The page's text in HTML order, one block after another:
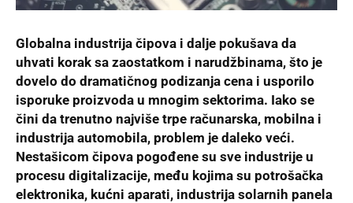
Globalna industrija čipova i dalje pokušava da
uhvati korak sa zaostatkom i narudžbinama, što je
dovelo do dramatičnog podizanja cena i usporilo
isporuke proizvoda u mnogim sektorima. Iako se
čini da trenutno najviše trpe računarska, mobilna i
industrija automobila, problem je daleko veći.
Nestašicom čipova pogođene su sve industrije u
procesu digitalizacije, među kojima su potrošačka
elektronika, kućni aparati, industrija solarnih panela